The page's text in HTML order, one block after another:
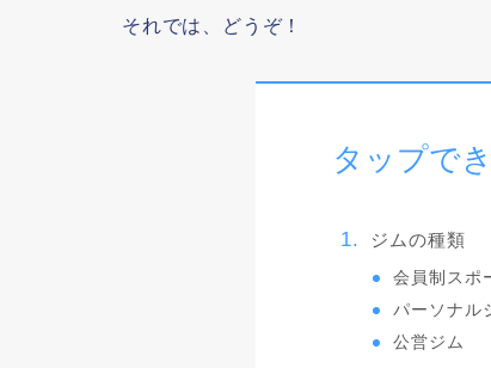
それでは、どうぞ！
タップで
ジムの種類
会員制スポ
パーソナル
公営ジム